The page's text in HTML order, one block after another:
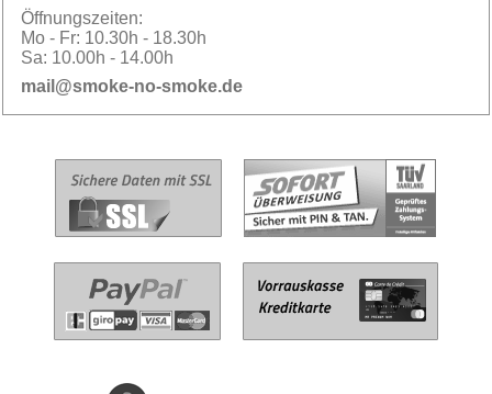
Öffnungszeiten:
Mo - Fr: 10.30h - 18.30h
Sa: 10.00h - 14.00h
mail@smoke-no-smoke.de